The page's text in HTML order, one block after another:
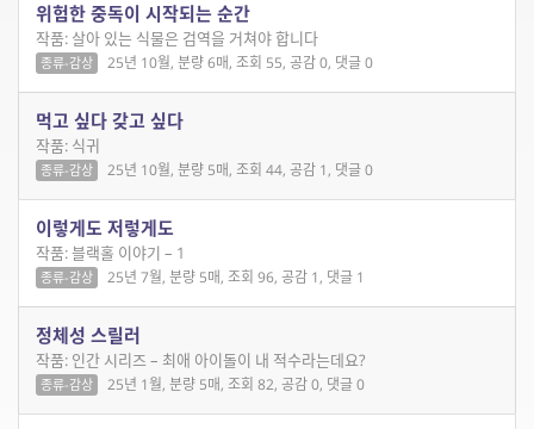
위험한 중독이 시작되는 순간
작품: 살아 있는 식물은 검역을 거쳐야 합니다
종류-감상 25년 10월, 분량 6매, 조회 55, 공감 0, 댓글 0
먹고 싶다 갖고 싶다
작품: 식귀
종류-감상 25년 10월, 분량 5매, 조회 44, 공감 1, 댓글 0
이렇게도 저렇게도
작품: 블랙홀 이야기 – 1
종류-감상 25년 7월, 분량 5매, 조회 96, 공감 1, 댓글 1
정체성 스릴러
작품: 인간 시리즈 – 최애 아이돌이 내 적수라는데요?
종류-감상 25년 1월, 분량 5매, 조회 82, 공감 0, 댓글 0